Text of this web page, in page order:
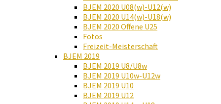
BJEM 2020 U08(w)-U12(w)
BJEM 2020 U14(w)-U18(w)
BJEM 2020 Offene U25
Fotos
Freizeit-Meisterschaft
BJEM 2019
BJEM 2019 U8/U8w
BJEM 2019 U10w-U12w
BJEM 2019 U10
BJEM 2019 U12